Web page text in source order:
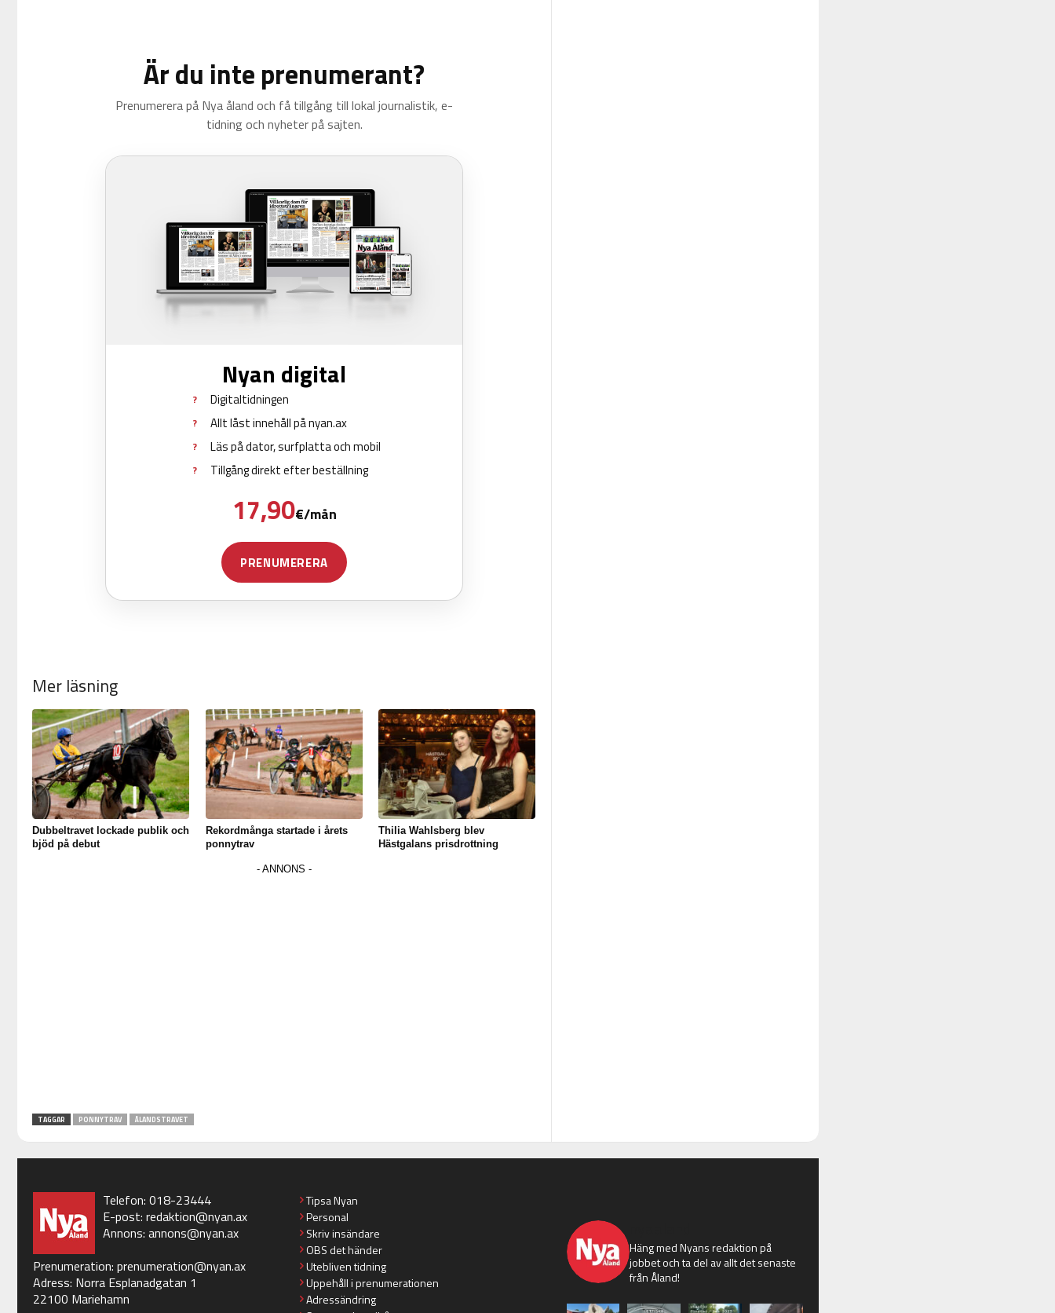
Mer läsning
Dubbeltravet lockade publik och
bjöd på debut
Rekordmånga startade i årets
ponnytrav
Thilia Wahlsberg blev
Hästgalans prisdrottning
TAGGAR PONNYTRAV ÅLANDSTRAVET
Telefon: 018-23444
E-post: redaktion@nyan.ax
Annons: annons@nyan.ax
Prenumeration: prenumeration@nyan.ax
Adress: Norra Esplanadgatan 1
22100 Mariehamn
Tipsa Nyan
Personal
Skriv insändare
OBS det händer
Utebliven tidning
Uppehåll i prenumerationen
Adressändring
Häng med Nyans redaktion på
jobbet och ta del av allt det senaste
från Åland!